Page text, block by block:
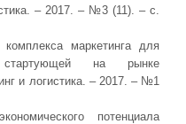
– 2017. – №3 (11). – с.
маркетинга для
стартующей на рынке
и логистика. – 2017. – №1
потенциала